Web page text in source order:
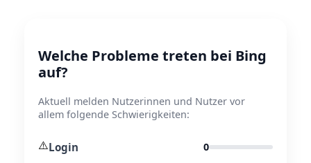
Welche Probleme treten bei Bing
auf?
Aktuell melden Nutzerinnen und Nutzer vor
allem folgende Schwierigkeiten:
⚠️Login 0